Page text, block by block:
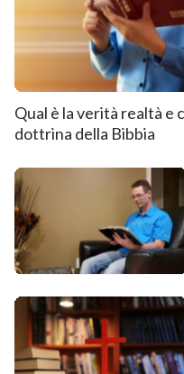
Qual è la verità realtà e
dottrina della Bibbia